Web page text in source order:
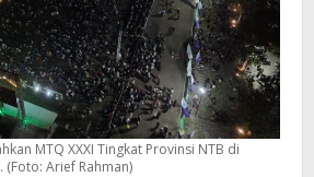
MTQ XXXI Tingkat Provinsi NTB di
(Foto: Arief Rahman)